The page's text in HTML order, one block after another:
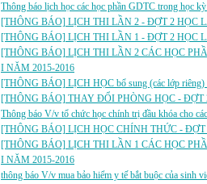
Thông báo lịch học các học phần GDTC trong học
[THÔNG BÁO] LỊCH THI LẦN 2 - ĐỢT 2 HỌC
[THÔNG BÁO] LỊCH THI LẦN 1 - ĐỢT 2 HỌC
[THÔNG BÁO] LỊCH THI LẦN 2 CÁC HỌC
I NĂM 2015-2016
[THÔNG BÁO] LỊCH HỌC bổ sung (các lớp
[THÔNG BÁO] THAY ĐỔI PHÒNG HỌC -
Thông báo V/v tổ chức học chính trị đầu khóa cho
[THÔNG BÁO] LỊCH HỌC CHÍNH THỨC -
[THÔNG BÁO] LỊCH THI LẦN 1 CÁC HỌC
I NĂM 2015-2016
thông báo V/v mua bảo hiểm y tế bắt buộc của sinh